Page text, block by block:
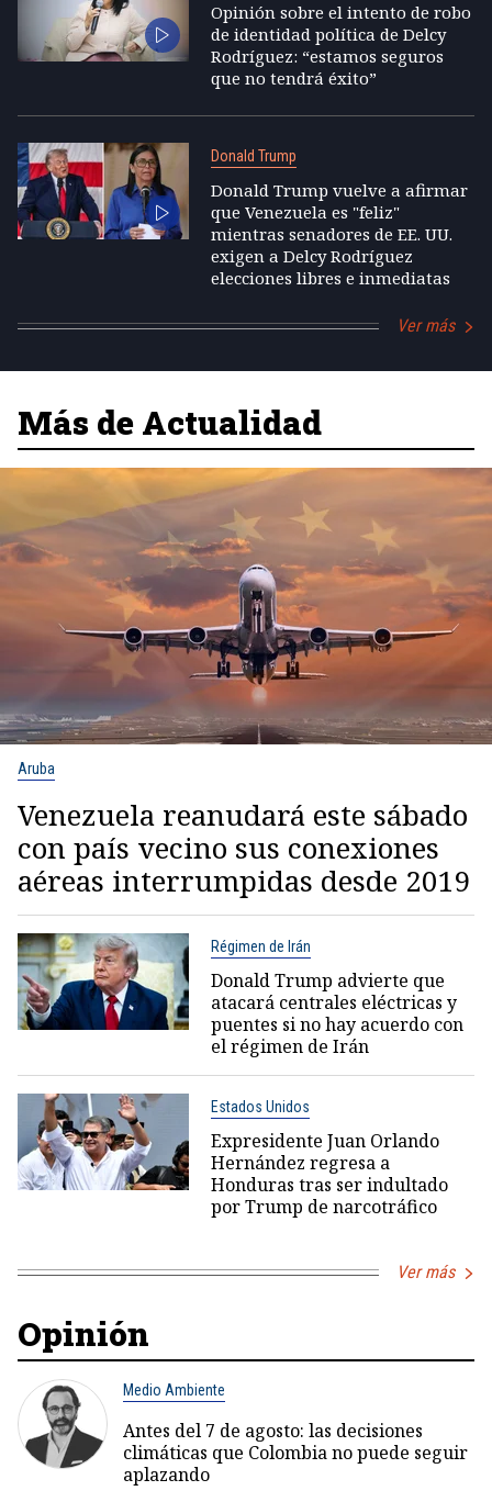
Opinión sobre el intento de robo
de identidad política de Delcy
Rodríguez: “estamos seguros
que no tendrá éxito”
Donald Trump
Donald Trump vuelve a afirmar
que Venezuela es "feliz"
mientras senadores de EE. UU.
exigen a Delcy Rodríguez
elecciones libres e inmediatas
Ver más
Más de Actualidad
Aruba
Venezuela reanudará este sábado
con país vecino sus conexiones
aéreas interrumpidas desde 2019
Régimen de Irán
Donald Trump advierte que
atacará centrales eléctricas y
puentes si no hay acuerdo con
el régimen de Irán
Estados Unidos
Expresidente Juan Orlando
Hernández regresa a
Honduras tras ser indultado
por Trump de narcotráfico
Ver más
Opinión
Medio Ambiente
Antes del 7 de agosto: las decisiones
climáticas que Colombia no puede seguir
aplazando